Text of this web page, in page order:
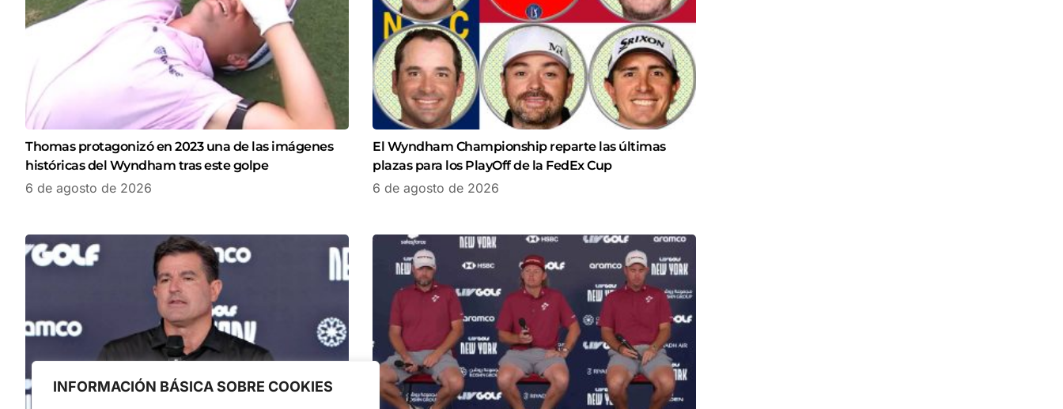
INFORMACIÓN BÁSICA SOBRE COOKIES
Thomas protagonizó en 2023 una de las imágenes
históricas del Wyndham tras este golpe
6 de agosto de 2026
El Wyndham Championship reparte las últimas
plazas para los PlayOff de la FedEx Cup
6 de agosto de 2026